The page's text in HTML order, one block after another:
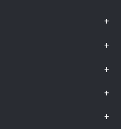
+
+
+
+
+